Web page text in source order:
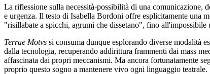
La riflessione sulla necessità-possibilità di una
e urgenza. Il testo di Isabella Bordoni offre esplicitamente una
"risillabate a spicchi, agrumi che dissetano", fino
Terrae Motvs si consuma dunque esplorando diverse modalità
dalla tecnologia, recuperando addirittura frammenti dai mass
affascinata dai propri meccanismi. Ma ancora fortunatamente
proprio questo sogno a mantenere vivo ogni linguaggio teatrale.